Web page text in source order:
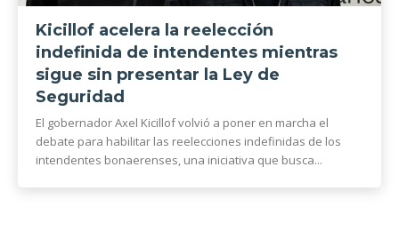
Kicillof acelera la reelección
indefinida de intendentes mientras
sigue sin presentar la Ley de
Seguridad
El gobernador Axel Kicillof volvió a poner en marcha el
debate para habilitar las reelecciones indefinidas de los
intendentes bonaerenses, una iniciativa que busca...